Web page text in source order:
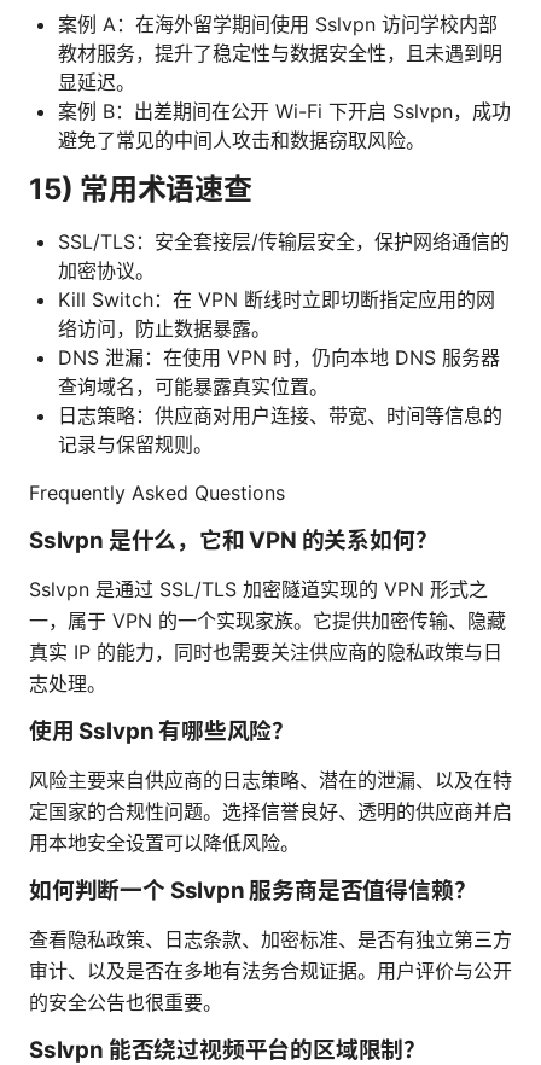
案例 A：在海外留学期间使用 Sslvpn 访问学校内部
教材服务，提升了稳定性与数据安全性，且未遇到明
显延迟。
案例 B：出差期间在公开 Wi-Fi 下开启 Sslvpn，成功
避免了常见的中间人攻击和数据窃取风险。
15) 常用术语速查
SSL/TLS：安全套接层/传输层安全，保护网络通信的
加密协议。
Kill Switch：在 VPN 断线时立即切断指定应用的网
络访问，防止数据暴露。
DNS 泄漏：在使用 VPN 时，仍向本地 DNS 服务器
查询域名，可能暴露真实位置。
日志策略：供应商对用户连接、带宽、时间等信息的
记录与保留规则。
Frequently Asked Questions
Sslvpn 是什么，它和 VPN 的关系如何？
Sslvpn 是通过 SSL/TLS 加密隧道实现的 VPN 形式之
一，属于 VPN 的一个实现家族。它提供加密传输、隐藏
真实 IP 的能力，同时也需要关注供应商的隐私政策与日
志处理。
使用 Sslvpn 有哪些风险？
风险主要来自供应商的日志策略、潜在的泄漏、以及在特
定国家的合规性问题。选择信誉良好、透明的供应商并启
用本地安全设置可以降低风险。
如何判断一个 Sslvpn 服务商是否值得信赖？
查看隐私政策、日志条款、加密标准、是否有独立第三方
审计、以及是否在多地有法务合规证据。用户评价与公开
的安全公告也很重要。
Sslvpn 能否绕过视频平台的区域限制？